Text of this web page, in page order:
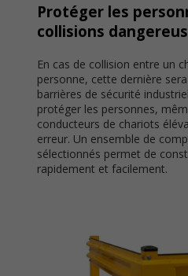
Protéger les
collisions
En cas de collision entre un
personne, cette dernière
barrières de sécurité
protéger les personnes,
conducteurs de chariots
erreur. Un ensemble de
sélectionnés permet de
rapidement et facilement.